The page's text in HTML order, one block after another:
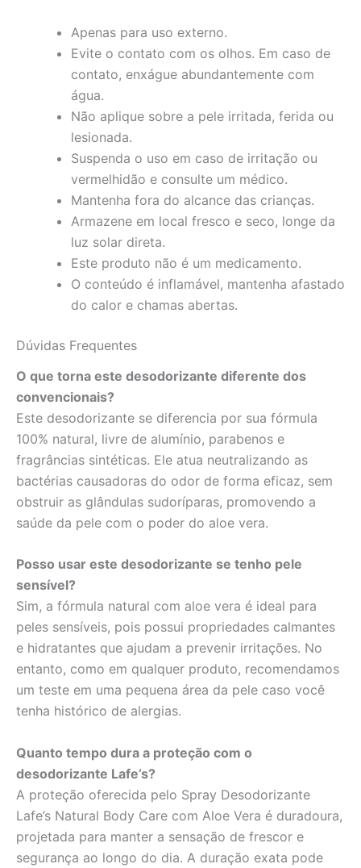
Apenas para uso externo.
Evite o contato com os olhos. Em caso de
contato, enxágue abundantemente com
água.
Não aplique sobre a pele irritada, ferida ou
lesionada.
Suspenda o uso em caso de irritação ou
vermelhidão e consulte um médico.
Mantenha fora do alcance das crianças.
Armazene em local fresco e seco, longe da
luz solar direta.
Este produto não é um medicamento.
O conteúdo é inflamável, mantenha afastado
do calor e chamas abertas.
Dúvidas Frequentes
O que torna este desodorizante diferente dos
convencionais?
Este desodorizante se diferencia por sua fórmula
100% natural, livre de alumínio, parabenos e
fragrâncias sintéticas. Ele atua neutralizando as
bactérias causadoras do odor de forma eficaz, sem
obstruir as glândulas sudoríparas, promovendo a
saúde da pele com o poder do aloe vera.
Posso usar este desodorizante se tenho pele
sensível?
Sim, a fórmula natural com aloe vera é ideal para
peles sensíveis, pois possui propriedades calmantes
e hidratantes que ajudam a prevenir irritações. No
entanto, como em qualquer produto, recomendamos
um teste em uma pequena área da pele caso você
tenha histórico de alergias.
Quanto tempo dura a proteção com o
desodorizante Lafe’s?
A proteção oferecida pelo Spray Desodorizante
Lafe’s Natural Body Care com Aloe Vera é duradoura,
projetada para manter a sensação de frescor e
segurança ao longo do dia. A duração exata pode